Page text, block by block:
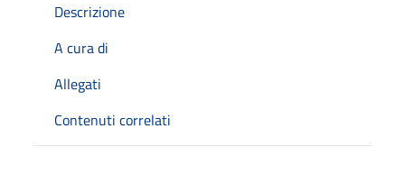
Descrizione
A cura di
Allegati
Contenuti correlati